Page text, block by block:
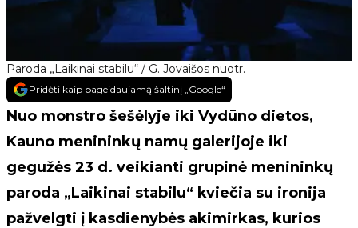
Paroda „Laikinai stabilu“ / G. Jovaišos nuotr.
Pridėti kaip pageidaujamą šaltinį „Google“
Nuo monstro šešėlyje iki Vydūno dietos,
Kauno menininkų namų galerijoje iki
gegužės 23 d. veikianti grupinė menininkų
paroda „Laikinai stabilu“ kviečia su ironija
pažvelgti į kasdienybės akimirkas, kurios